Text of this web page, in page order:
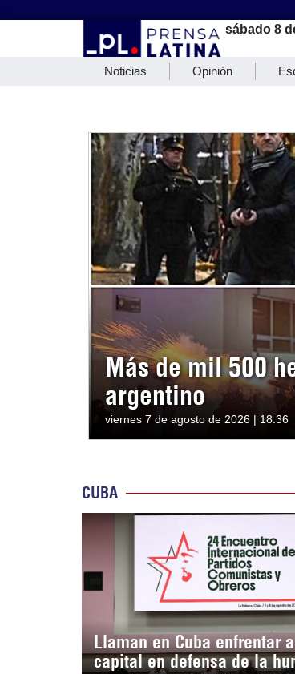
sábado 8
Noticias Opinión
Más de mil 500
argentino
viernes 7 de agosto de 2026 | 18:36
CUBA
Llaman en Cuba enfrentar
capital en defensa de la